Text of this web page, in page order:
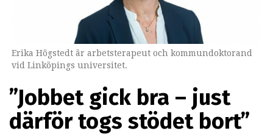
Erika Högstedt är arbetsterapeut och kommundoktorand
vid Linköpings universitet.
”Jobbet gick bra – just
därför togs stödet bort”